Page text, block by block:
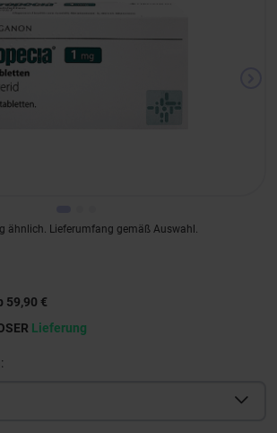
ähnlich. Lieferumfang gemäß Auswahl.
59,90 €
Lieferung